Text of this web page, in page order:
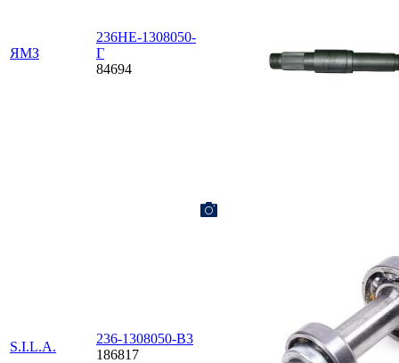
ЯМЗ
236НЕ-1308050-
Г
84694
S.I.L.A.
236-1308050-В3
186817